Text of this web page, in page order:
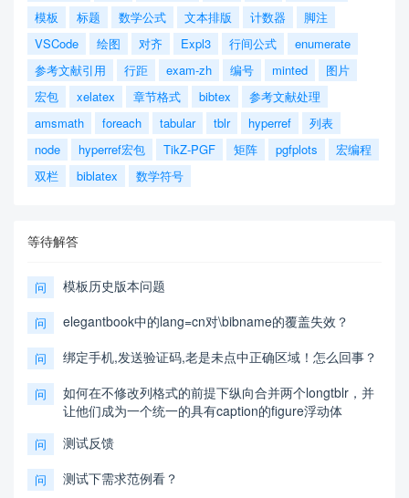
模板
标题 数学公式 文本排版 计数器
脚注
VSCode
绘图 对齐 Expl3 行间公式
enumerate
参考文献引用
行距 exam-zh 编号 minted
图片
宏包
xelatex 章节格式 bibtex
参考文献处理
amsmath
foreach tabular tblr hyperref
列表
node
hyperref宏包 TikZ-PGF 矩阵 pgfplots
宏编程
双栏
biblatex 数学符号
等待解答
问 模板历史版本问题
问 elegantbook中的lang=cn对\bibname的覆盖失效？
问 绑定手机,发送验证码,老是未点中正确区域！怎么回事？
问
如何在不修改列格式的前提下纵向合并两个longtblr，并
让他们成为一个统一的具有caption的figure浮动体
问 测试反馈
问 测试下需求范例看？